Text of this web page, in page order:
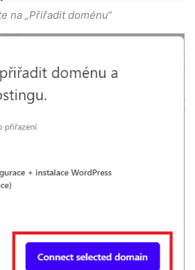
na „Přiřadit doménu“